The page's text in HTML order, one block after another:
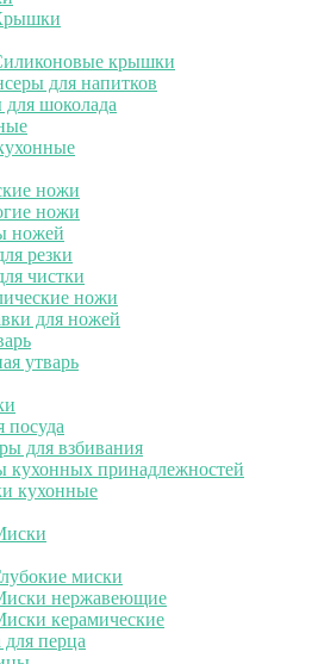
крышки
для напитков
шоколада
ножи
ножи
ножей
резки
чистки
ножи
для ножей
утварь
посуда
для взбивания
кухонных принадлежностей
кухонные
миски
нержавеющие
керамические
перца